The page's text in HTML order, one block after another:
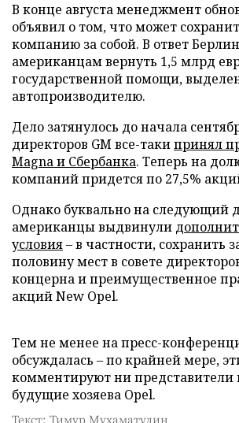
В конце августа менеджмент
объявил о том, что может
компанию за собой. В ответ
американцам вернуть 1,5 млрд
государственной помощи,
автопроизводителю.
Дело затянулось до начала
директоров GM все-такипринял
Magna и Сбербанка. Теперь на
компаний придется по 27,5%
Однако буквально на следующий
американцы выдвинули
условия– в частности, сохранить
половину мест в совете
концерна и преимущественное
акций New Opel.
Тем не менее на пресс-
обсуждалась – по крайней мере,
комментируют ни представители
будущие хозяева Opel.
Текст: Тимур Мухаматулин